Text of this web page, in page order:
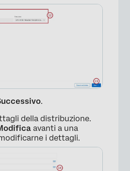
.
della distribuzione.
avanti a una
i dettagli.